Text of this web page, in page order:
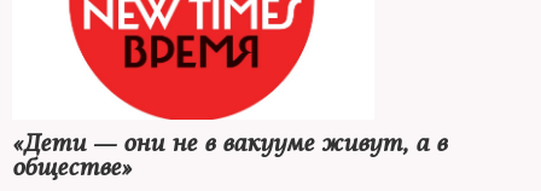
«Дети — они не в вакууме живут, а в
обществе»